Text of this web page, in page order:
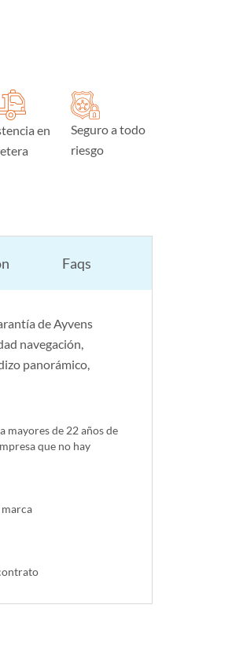
en
Seguro a todo
riesgo
Faqs
de Ayvens
navegación,
panorámico,
mayores de 22 años de
que no hay